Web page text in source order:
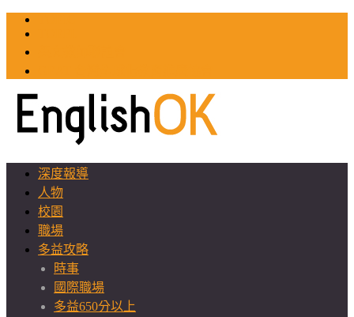
深度報導
人物
校園
職場
多益攻略
時事
國際職場
多益650分以上